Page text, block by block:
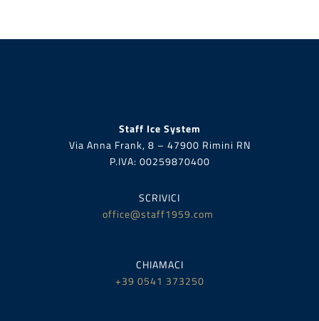
Staff Ice System
Via Anna Frank, 8 – 47900 Rimini RN
P.IVA: 00259870400
SCRIVICI
office@staff1959.com
CHIAMACI
+39 0541 373250